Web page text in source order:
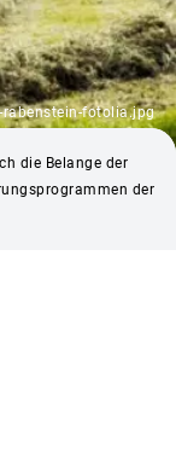
rabenstein-fotolia.jpg
die Belange der
der